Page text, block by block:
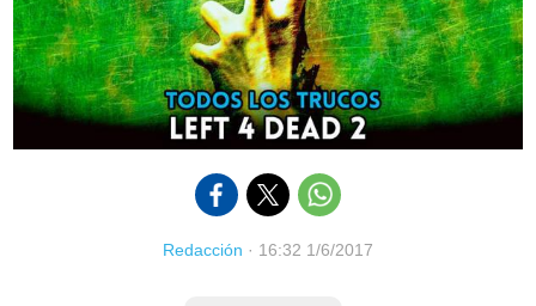
Redacción · 16:32 1/6/2017